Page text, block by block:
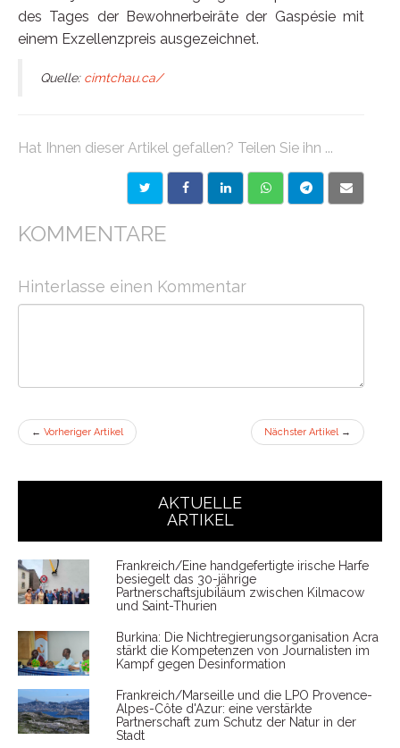
des Tages der Bewohnerbeiräte der Gaspésie mit
einem Exzellenzpreis ausgezeichnet.
Quelle: cimtchau.ca/
Hat Ihnen dieser Artikel gefallen? Teilen Sie ihn ...
KOMMENTARE
Hinterlasse einen Kommentar
← Vorheriger Artikel Nächster Artikel →
AKTUELLE
ARTIKEL
Frankreich/Eine handgefertigte irische Harfe
besiegelt das 30-jährige
Partnerschaftsjubiläum zwischen Kilmacow
und Saint-Thurien
Burkina: Die Nichtregierungsorganisation Acra
stärkt die Kompetenzen von Journalisten im
Kampf gegen Desinformation
Frankreich/Marseille und die LPO Provence-
Alpes-Côte d'Azur: eine verstärkte
Partnerschaft zum Schutz der Natur in der
Stadt